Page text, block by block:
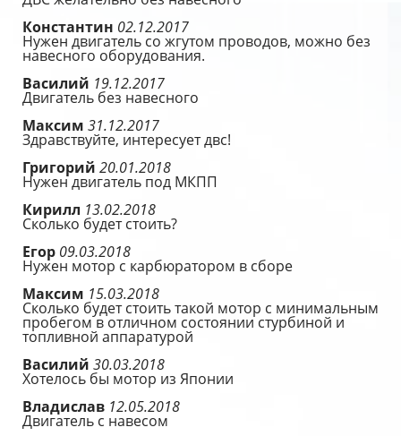
Константин 02.12.2017
Нужен двигатель со жгутом проводов, можно без
навесного оборудования.
Василий 19.12.2017
Двигатель без навесного
Максим 31.12.2017
Здравствуйте, интересует двс!
Григорий 20.01.2018
Нужен двигатель под МКПП
Кирилл 13.02.2018
Сколько будет стоить?
Егор 09.03.2018
Нужен мотор с карбюратором в сборе
Максим 15.03.2018
Сколько будет стоить такой мотор с минимальным
пробегом в отличном состоянии стурбиной и
топливной аппаратурой
Василий 30.03.2018
Хотелось бы мотор из Японии
Владислав 12.05.2018
Двигатель с навесом